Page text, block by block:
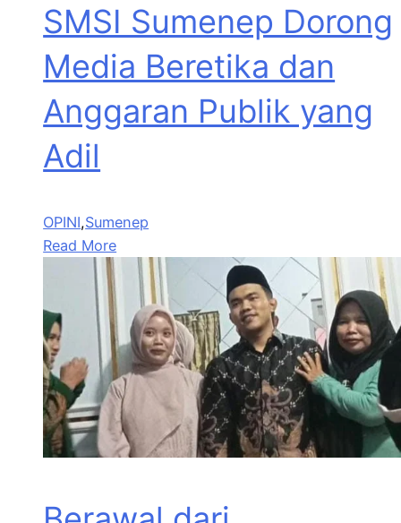
SMSI Sumenep Dorong
Media Beretika dan
Anggaran Publik yang
Adil
OPINI,Sumenep
Read More